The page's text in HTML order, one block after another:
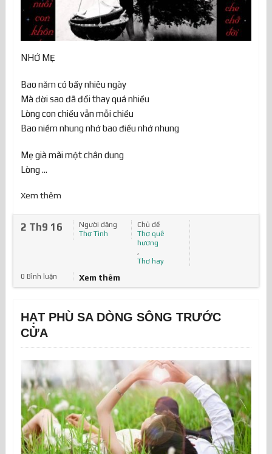
NHỚ MẸ
Bao năm có bấy nhiêu ngày
Mà đời sao đã đổi thay quá nhiều
Lòng con chiều vẫn mỗi chiều
Bao niềm nhung nhớ bao điều nhớ nhung
Mẹ già mãi một chân dung
Lòng ...
Xem thêm
2 Th9 16
Người đăng
Thơ Tình
Chủ đề
Thơ quê
hương
,
Thơ hay
0 Bình luận
Xem thêm
HẠT PHÙ SA DÒNG SÔNG TRƯỚC
CỬA